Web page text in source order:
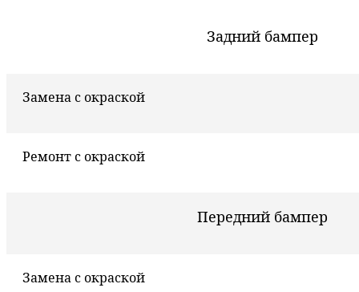
Задний бампер
Замена с окраской
Ремонт с окраской
Передний бампер
Замена с окраской